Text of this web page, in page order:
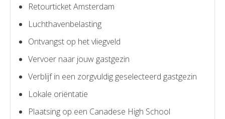
Retourticket Amsterdam
Luchthavenbelasting
Ontvangst op het vliegveld
Vervoer naar jouw gastgezin
Verblijf in een zorgvuldig geselecteerd gastgezin
Lokale oriëntatie
Plaatsing op een Canadese High School